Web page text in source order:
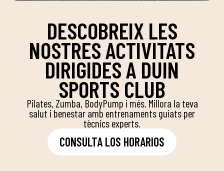
DESCOBREIX LES
NOSTRES ACTIVITATS
DIRIGIDES A DUIN
SPORTS CLUB
Pilates, Zumba, BodyPump i més. Millora la teva
salut i benestar amb entrenaments guiats per
tècnics experts.
CONSULTA LOS HORARIOS